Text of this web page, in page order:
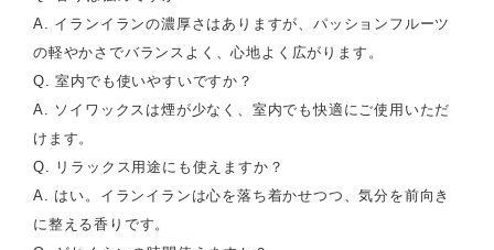
A. イランイランの濃厚さはありますが、パッションフルーツ
の軽やかさでバランスよく、心地よく広がります。
Q. 室内でも使いやすいですか？
A. ソイワックスは煙が少なく、室内でも快適にご使用いただ
けます。
Q. リラックス用途にも使えますか？
A. はい。イランイランは心を落ち着かせつつ、気分を前向き
に整える香りです。